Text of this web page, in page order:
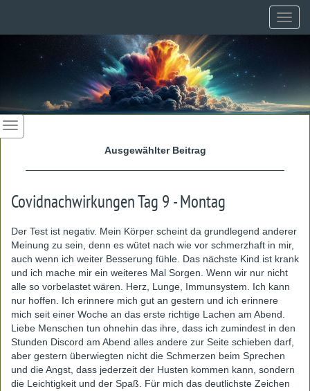
Ausgewählter Beitrag
Covidnachwirkungen Tag 9 - Montag
Der Test ist negativ. Mein Körper scheint da grundlegend anderer
Meinung zu sein, denn es wütet nach wie vor schmerzhaft in mir,
auch wenn ich weiter Besserung fühle. Das nächste Kind ist krank
und ich mache mir ein weiteres Mal Sorgen. Wenn wir nur nicht
alle so vorbelastet wären. Herz, Lunge, Immunsystem. Ich kann
nur hoffen. Ich erinnere mich gut an gestern und ich erinnere
mich seit einer Woche an das erste richtige Lachen am Abend.
Liebe Menschen tun ohnehin das ihre, dass ich zumindest in den
Stunden Discord am Abend alles andere zur Seite schieben darf,
aber gestern überwiegten nicht die Schmerzen beim Sprechen
und die Angst, dass jederzeit der Husten kommen kann, sondern
die Leichtigkeit und der Spaß. Für mich das deutlichste Zeichen